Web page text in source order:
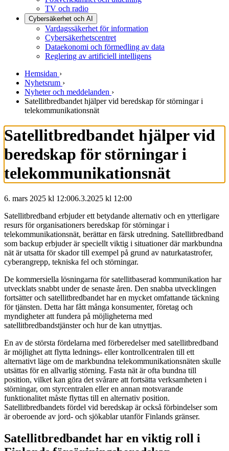
TV och radio
Cybersäkerhet och AI
Vardagssäkerhet för information
Cybersäkerhetscentret
Dataekonomi och förmedling av data
Reglering av artificiell intelligens
Hemsidan ›
Nyhetsrum ›
Nyheter och meddelanden ›
Satellitbredbandet hjälper vid beredskap för störningar i
telekommunikationsnät
Satellitbredbandet hjälper vid
beredskap för störningar i
telekommunikationsnät
6. mars 2025 kl 12:006.3.2025 kl 12:00
Satellitbredband erbjuder ett betydande alternativ och en ytterligare
resurs för organisationers beredskap för störningar i
telekommunikationsnät, berättar en färsk utredning. Satellitbredband
som backup erbjuder är speciellt viktig i situationer där markbundna
nät är utsatta för skador till exempel på grund av naturkatastrofer,
cyberangrepp, tekniska fel och störningar.
De kommersiella lösningarna för satellitbaserad kommunikation har
utvecklats snabbt under de senaste åren. Den snabba utvecklingen
fortsätter och satellitbredbandet har en mycket omfattande täckning
för tjänsten. Detta har fått många konsumenter, företag och
myndigheter att fundera på möjligheterna med
satellitbredbandstjänster och hur de kan utnyttjas.
En av de största fördelarna med förberedelser med satellitbredband
är möjlighet att flytta lednings- eller kontrollcentralen till ett
alternativt läge om de markbundna telekommunikationsnäten skulle
utsättas för en allvarlig störning. Fasta nät är ofta bundna till
position, vilket kan göra det svårare att fortsätta verksamheten i
störningar, om styrcentralen eller en annan motsvarande
funktionalitet måste flyttas till en alternativ position.
Satellitbredbandets fördel vid beredskap är också förbindelser som
är oberoende av jord- och sjökablar utanför Finlands gränser.
Satellitbredbandet har en viktig roll i